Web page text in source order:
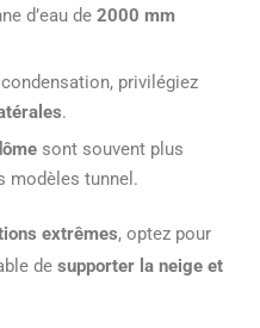
d’eau de 2000 mm
privilégiez
.
sont souvent plus
modèles tunnel.
extrêmes, optez pour
de supporter la neige et